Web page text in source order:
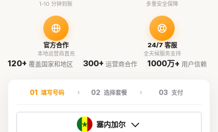
1-10 分钟到账 多重安全保障
官方合作
本地运营商直充
24/7 客服
全天候服务支持
120+ 覆盖国家和地区 300+ 运营商合作 1000万+ 用户信赖
01 填写号码 02 选择套餐 03 支付
塞内加尔